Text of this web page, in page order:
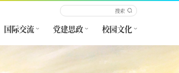
国际交流 党建思政 校园文化